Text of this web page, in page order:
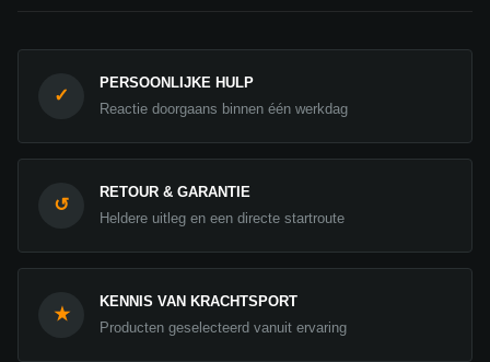
✓
PERSOONLIJKE HULP
Reactie doorgaans binnen één werkdag
↺
RETOUR & GARANTIE
Heldere uitleg en een directe startroute
★
KENNIS VAN KRACHTSPORT
Producten geselecteerd vanuit ervaring